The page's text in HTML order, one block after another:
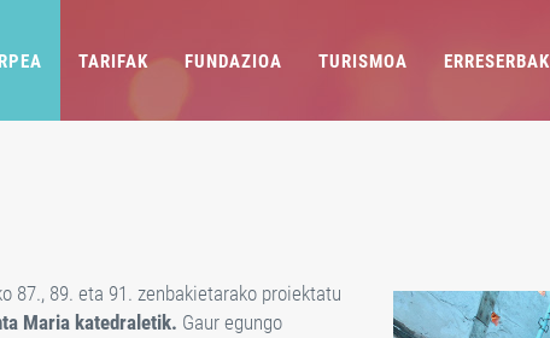
TARIFAK FUNDAZIOA TURISMOA ERRESERBAK
87., 89. eta 91. zenbakietarako proiektatu
Maria katedraletik. Gaur egungo